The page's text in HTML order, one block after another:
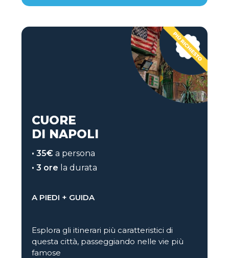
CUORE
DI NAPOLI
• 35€ a persona
• 3 ore la durata
A PIEDI + GUIDA
Esplora gli itinerari più caratteristici di
questa città, passeggiando nelle vie più
famose